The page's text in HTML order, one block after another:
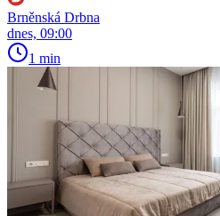
Brněnská Drbna
dnes, 09:00
1 min